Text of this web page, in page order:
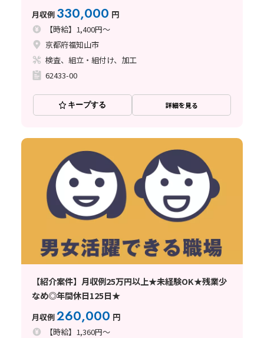
月収例 330,000 円
【時給】1,400円～
京都府福知山市
検査、組立・組付け、加工
62433-00
キープする 詳細を見る
【紹介案件】月収例25万円以上★未経験OK★残業少
なめ◎年間休日125日★
月収例260,000 円
【時給】1,360円～